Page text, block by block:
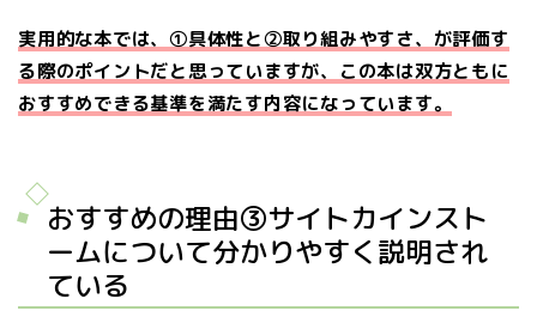
実用的な本では、①具体性と②取り組みやすさ、が評価す
る際のポイントだと思っていますが、この本は双方ともに
おすすめできる基準を満たす内容になっています。
おすすめの理由③サイトカインスト
ームについて分かりやすく説明され
ている